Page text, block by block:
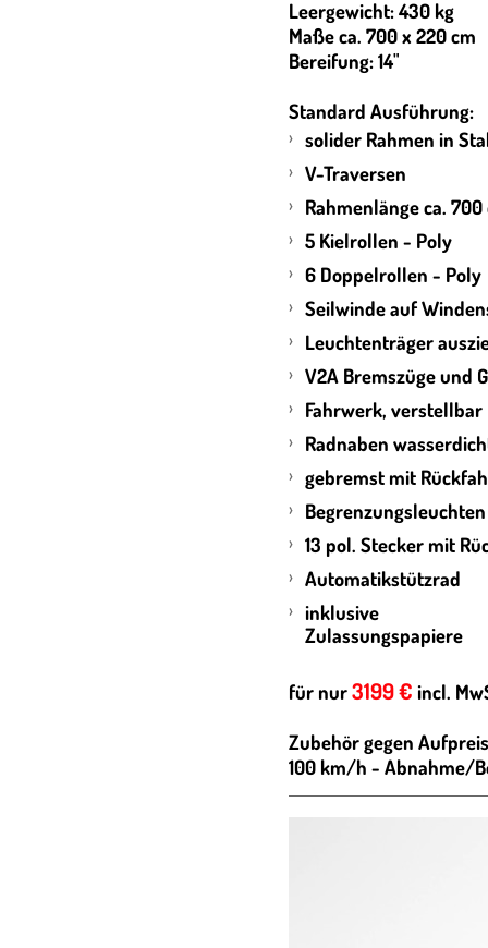
Leergewicht: 430 kg
Maße ca. 700 x 220 cm
Bereifung: 14"
Standard Ausführung:
solider Rahmen in
V-Traversen
Rahmenlänge ca.
5 Kielrollen - Poly
6 Doppelrollen - Poly
Seilwinde auf
Leuchtenträger
V2A Bremszüge und
Fahrwerk, verstellbar
Radnaben
gebremst mit
13 pol. Stecker mit
Automatikstützrad
inklusive
für nur3199 € incl.
Zubehör gegen
100 km/h - Abnahme/